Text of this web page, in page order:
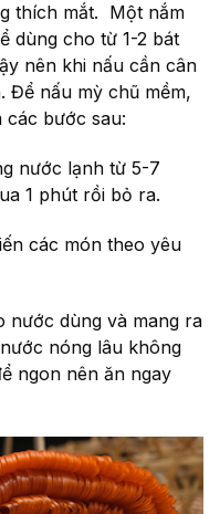
thích mắt. Một nắm
dùng cho từ 1-2 bát
nên khi nấu cần cân
Để nấu mỳ chũ mềm,
các bước sau:
nước lạnh từ 5-7
1 phút rồi bỏ ra.
các món theo yêu
nước dùng và mang ra
nóng lâu không
ngon nên ăn ngay